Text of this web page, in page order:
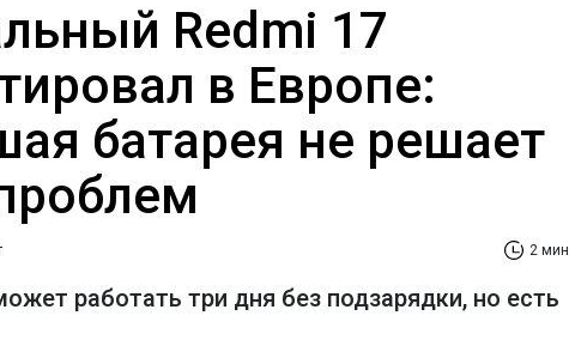
Redmi 17
в Европе:
батарея не решает
2 мин
работать три дня без подзарядки, но есть